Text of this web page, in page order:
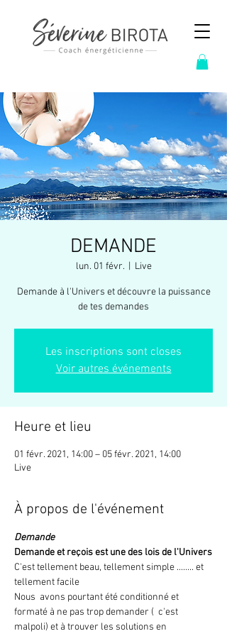
DEMANDE
lun. 01 févr.
  |
Live
Demande à l'Univers et découvre la puissance
de tes demandes
Les inscriptions sont closes
Voir autres événements
Heure et lieu
01 févr. 2021, 14:00 – 05 févr. 2021, 14:00
Live
À propos de l'événement
Demande
Demande et reçois est une des lois de l'Univers
C'est tellement beau, tellement simple ........ et
tellement facile
Nous  avons pourtant été conditionné et
formaté à ne pas trop demander (  c'est
malpoli) et à trouver les solutions en